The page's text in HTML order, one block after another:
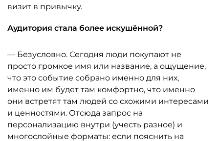
визит в привычку.
Аудитория стала более искушённой?
— Безусловно. Сегодня люди покупают не
просто громкое имя или название, а ощущение,
что это событие собрано именно для них,
именно им будет там комфортно, что именно
они встретят там людей со схожими интересами
и ценностями. Отсюда запрос на
персонализацию внутри (учесть разное) и
многослойные форматы: если пояснить на